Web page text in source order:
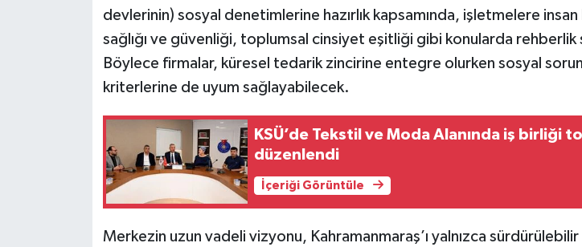
devlerinin) sosyal denetimlerine hazırlık kapsamında, işletmelere insan
sağlığı ve güvenliği, toplumsal cinsiyet eşitliği gibi konularda rehberlik
Böylece firmalar, küresel tedarik zincirine entegre olurken sosyal
kriterlerine de uyum sağlayabilecek.
KSÜ’de Tekstil ve Moda Alanında iş birliği
düzenlendi
İçeriği Görüntüle
Merkezin uzun vadeli vizyonu, Kahramanmaraş’ı yalnızca